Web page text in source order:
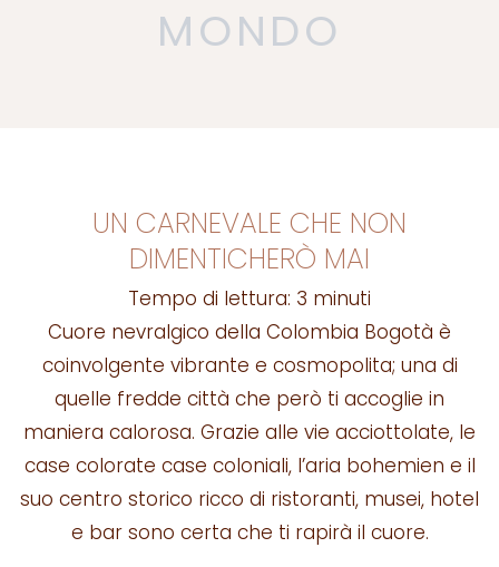
MONDO
UN CARNEVALE CHE NON
DIMENTICHERÒ MAI
Tempo di lettura: 3 minuti
Cuore nevralgico della Colombia Bogotà è
coinvolgente vibrante e cosmopolita; una di
quelle fredde città che però ti accoglie in
maniera calorosa. Grazie alle vie acciottolate, le
case colorate case coloniali, l’aria bohemien e il
suo centro storico ricco di ristoranti, musei, hotel
e bar sono certa che ti rapirà il cuore.